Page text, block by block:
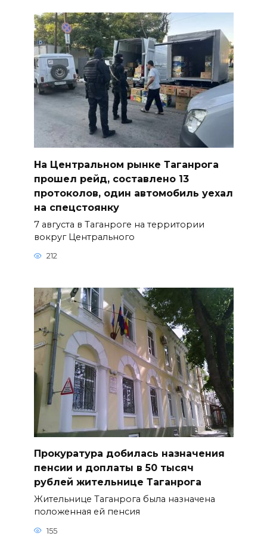
На Центральном рынке Таганрога
прошел рейд, составлено 13
протоколов, один автомобиль уехал
на спецстоянку
7 августа в Таганроге на территории
вокруг Центрального
212
Прокуратура добилась назначения
пенсии и доплаты в 50 тысяч
рублей жительнице Таганрога
Жительнице Таганрога была назначена
положенная ей пенсия
155